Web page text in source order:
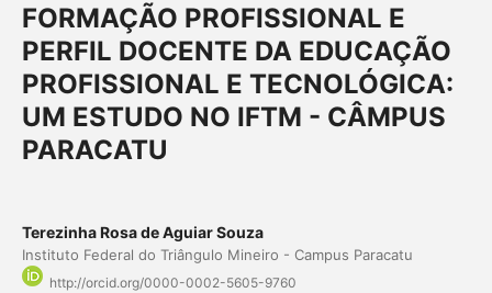
FORMAÇÃO PROFISSIONAL E
PERFIL DOCENTE DA EDUCAÇÃO
PROFISSIONAL E TECNOLÓGICA:
UM ESTUDO NO IFTM - CÂMPUS
PARACATU
Terezinha Rosa de Aguiar Souza
Instituto Federal do Triângulo Mineiro - Campus Paracatu
http://orcid.org/0000-0002-5605-9760